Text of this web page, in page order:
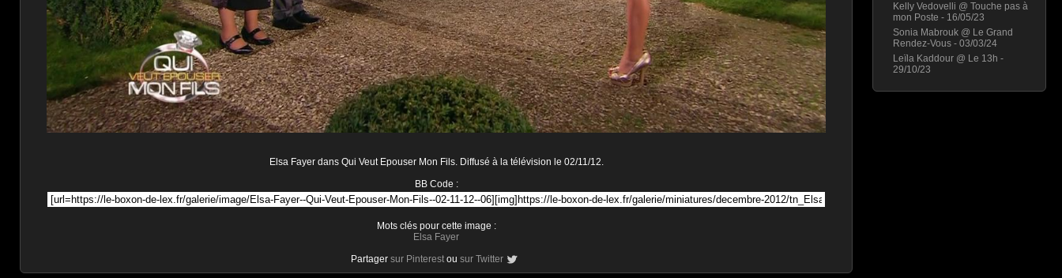
Kelly Vedovelli @ Touche pas à
mon Poste - 16/05/23
Sonia Mabrouk @ Le Grand
Rendez-Vous - 03/03/24
Leïla Kaddour @ Le 13h -
29/10/23
Elsa Fayer dans Qui Veut Epouser Mon Fils. Diffusé à la télévision le 02/11/12.
BB Code :
Mots clés pour cette image :
Elsa Fayer
Partager sur Pinterest ou sur Twitter